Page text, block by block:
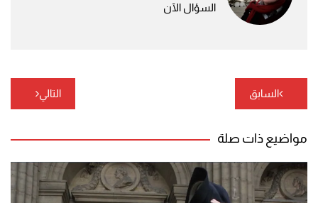
السؤال الآن
تصفّح
المقالات
السابق التالي
مواضيع ذات صلة